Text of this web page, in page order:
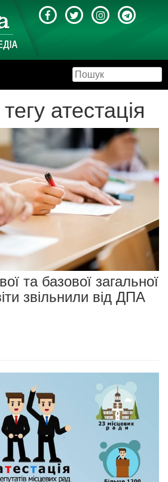
атестація
та базової загальної
звільнили від ДПА